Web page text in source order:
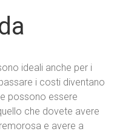
ideali anche per i
i costi diventano
possono essere
che dovete avere
e avere a